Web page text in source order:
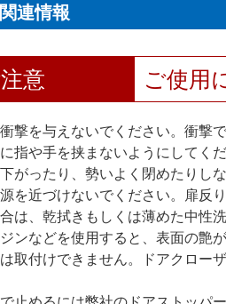
連情報
意 ご使用
撃を与えないでください。衝撃
指や手を挟まないようにしてくだ
がったり、勢いよく閉めたりしな
を近づけないでください。扉反
は、乾拭きもしくは薄めた中性
ンなどを使用すると、表面の艶
取付けできません。ドアクロー